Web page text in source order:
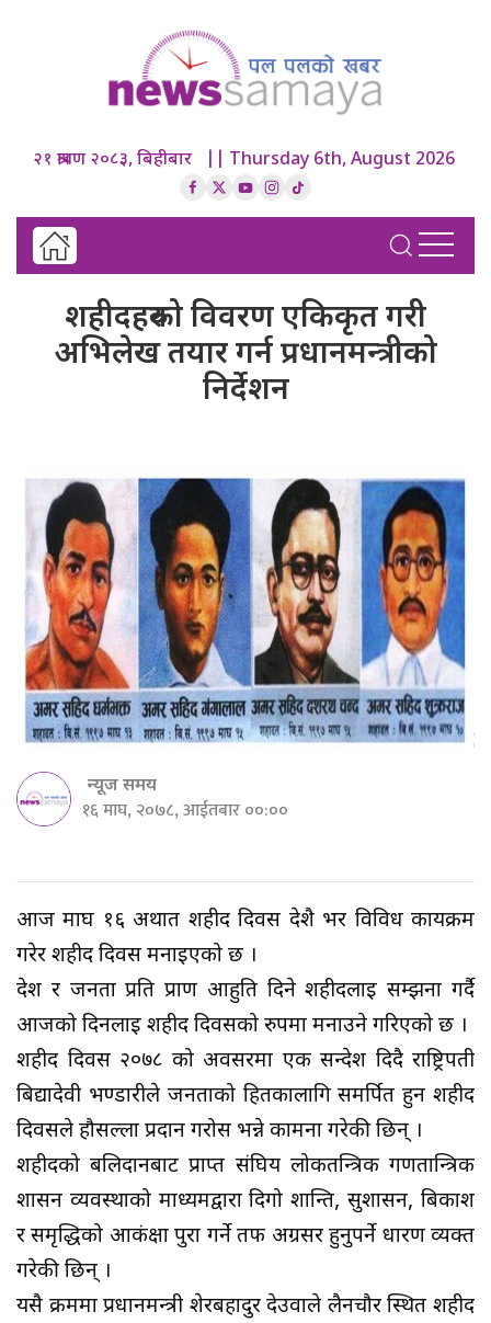
२१ श्रावण २०८३, बिहीबार || Thursday 6th, August 2026
शहीदहरुको विवरण एकिकृत गरी
अभिलेख तयार गर्न प्रधानमन्त्रीको
निर्देशन
न्यूज समय
१६ माघ, २०७८, आईतबार ००:००
आज माघ १६ अर्थात शहीद दिवस देशै भर विविध कार्यक्रम
गरेर शहीद दिवस मनाईएको छ ।
देश र जनता प्रति प्राण आहुति दिने शहीदलाई सम्झना गर्दै
आजको दिनलाई शहीद दिवसको रुपमा मनाउने गरिएको छ ।
शहीद दिवस २०७८ को अवसरमा एक सन्देश दिदै राष्ट्रिपती
बिद्यादेवी भण्डारीले जनताको हितकालागि समर्पित हुन शहीद
दिवसले हौसल्ला प्रदान गरोस भन्ने कामना गरेकी छिन् ।
शहीदको बलिदानबाट प्राप्त संघिय लोकतन्त्रिक गणतान्त्रिक
शासन व्यवस्थाको माध्यमद्वारा दिगो शान्ति, सुशासन, बिकाश
र समृद्धिको आकंक्षा पुरा गर्ने तर्फ अग्रसर हुनुपर्ने धारण व्यक्त
गरेकी छिन् ।
यसै क्रममा प्रधानमन्त्री शेरबहादुर देउवाले लैनचौर स्थित शहीद